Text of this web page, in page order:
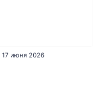
17 июня 2026